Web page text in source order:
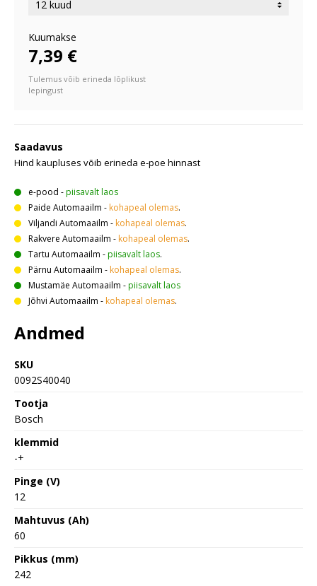
Kuumakse
7,39 €
Tulemus võib erineda lõplikust
lepingust
Saadavus
Hind kaupluses võib erineda e-poe hinnast
e-pood -piisavalt laos
Paide Automaailm - kohapeal olemas.
Viljandi Automaailm - kohapeal olemas.
Rakvere Automaailm - kohapeal olemas.
Tartu Automaailm -piisavalt laos.
Pärnu Automaailm - kohapeal olemas.
Mustamäe Automaailm -piisavalt laos
Jõhvi Automaailm - kohapeal olemas.
Andmed
SKU
0092S40040
Tootja
Bosch
klemmid
-+
Pinge (V)
12
Mahtuvus (Ah)
60
Pikkus (mm)
242